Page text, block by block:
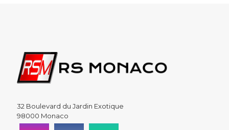
32 Boulevard du Jardin Exotique
98000 Monaco